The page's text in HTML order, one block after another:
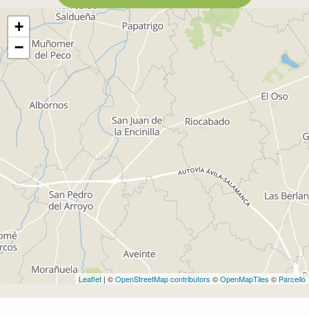
+
−
Leaflet | ©OpenStreetMap contributors ©OpenMapTiles © Parcello